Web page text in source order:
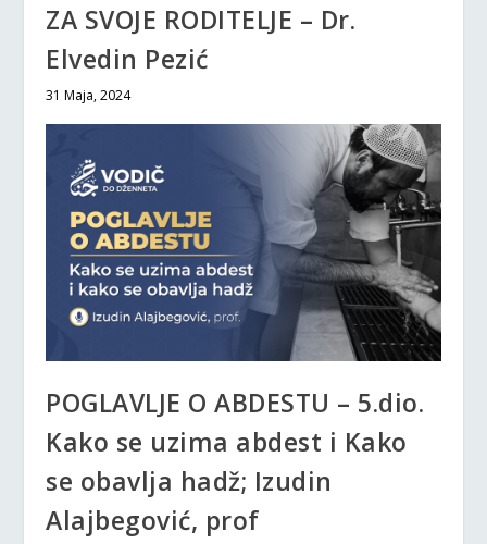
ZA SVOJE RODITELJE – Dr.
Elvedin Pezić
31 Maja, 2024
POGLAVLJE O ABDESTU – 5.dio.
Kako se uzima abdest i Kako
se obavlja hadž; Izudin
Alajbegović, prof